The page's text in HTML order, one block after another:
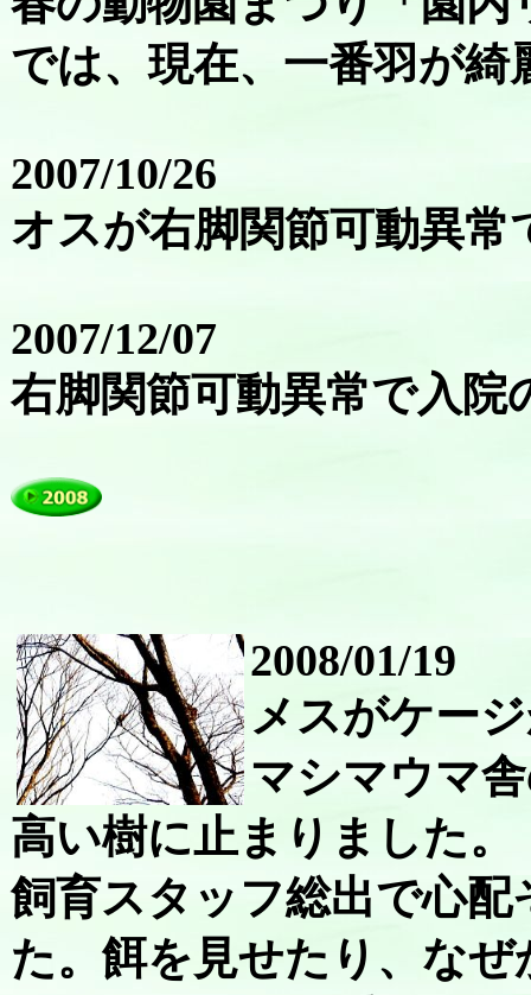
では、現在、一番羽が
2007/10/26
オスが右脚関節可動異常
2007/12/07
右脚関節可動異常で入
2008/01/19
メスがケー
マシマウマ
高い樹に止まりました。
飼育スタッフ総出で心
た。餌を見せたり、な